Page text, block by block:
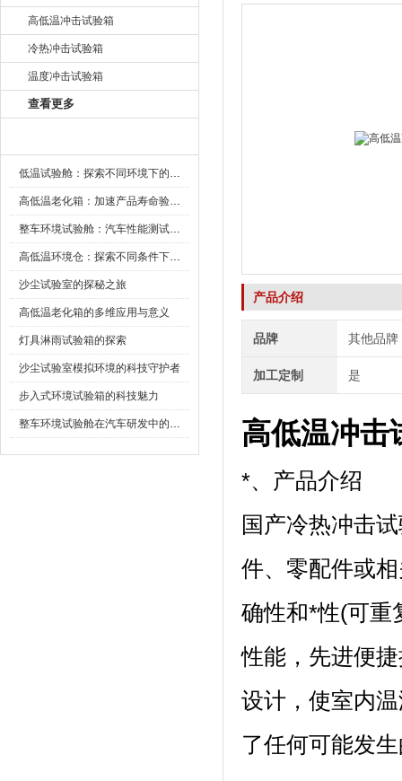
高低温冲击试验箱
冷热冲击试验箱
温度冲击试验箱
查看更多
低温试验舱：探索不同环境下的科技边界
高低温老化箱：加速产品寿命验证的可靠伙伴
整车环境试验舱：汽车性能测试的设备
高低温环境仓：探索不同条件下的科学奥秘
沙尘试验室的探秘之旅
高低温老化箱的多维应用与意义
灯具淋雨试验箱的探索
沙尘试验室模拟环境的科技守护者
步入式环境试验箱的科技魅力
整车环境试验舱在汽车研发中的作用
产品介绍
品牌 其他品牌
加工定制 是
高低温冲击
*、产品介绍
国产冷热冲击试
件、零配件
确性和*性(可重
性能，先进便
设计，使室内
了任何可能发生